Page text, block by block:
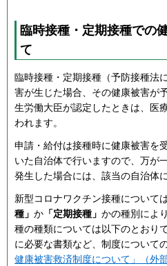
臨時接種・定期接種での
て
臨時接種・定期接種（予防接種法
害が生じた場合、その健康被害が
生労働大臣が認定したときは、医
われます。
申請・給付は接種時に健康被害を
いた自治体で行いますので、万が
発生した場合には、該当の自治体
新型コロナワクチン接種については
種」 か 「定期接種」 かの種別によ
種の種類については以下のとおり
に必要な書類など、制度について
健康被害救済制度について」（外